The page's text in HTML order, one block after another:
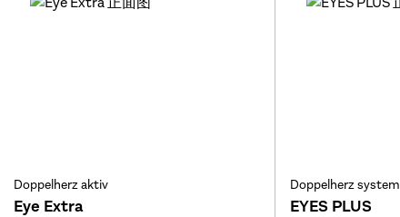
Doppelherz aktiv
Eye Extra
Doppelherz system
EYES PLUS